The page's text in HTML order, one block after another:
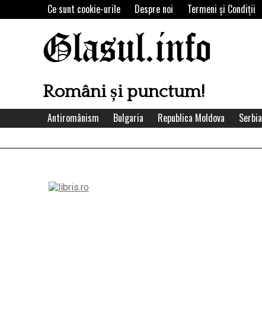
to
Ce sunt cookie-urile Despre noi Termeni şi Condiţii
Glasul.info
Români și punctum!
Antiromânism Bulgaria Republica Moldova Serbia
Left
Asides